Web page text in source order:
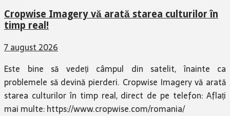
Cropwise Imagery vă arată starea culturilor în
timp real!
7 august 2026
Este bine să vedeți câmpul din satelit, înainte ca
problemele să devină pierderi. Cropwise Imagery vă arată
starea culturilor în timp real, direct de pe telefon: Aflați
mai multe: https://www.cropwise.com/romania/